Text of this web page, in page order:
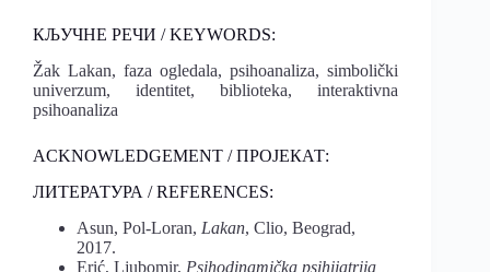
КЉУЧНЕ РЕЧИ / KEYWORDS:
Žak Lakan, faza ogledala, psihoanaliza, simbolički
univerzum, identitet, biblioteka, interaktivna
psihoanaliza
ACKNOWLEDGEMENT / ПРОЈЕКАТ:
ЛИТЕРАТУРА / REFERENCES:
Asun, Pol-Loran, Lakan, Clio, Beograd,
2017.
Erić, Ljubomir, Psihodinamička psihijatrija